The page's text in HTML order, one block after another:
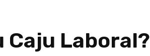
Caju Laboral?